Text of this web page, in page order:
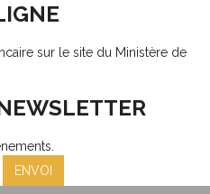
sur le site du Ministère de
ENVOI